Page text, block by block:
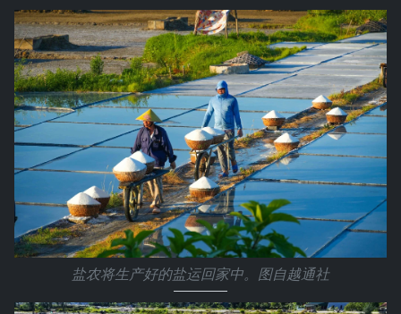
盐农将生产好的盐运回家中。图自越通社